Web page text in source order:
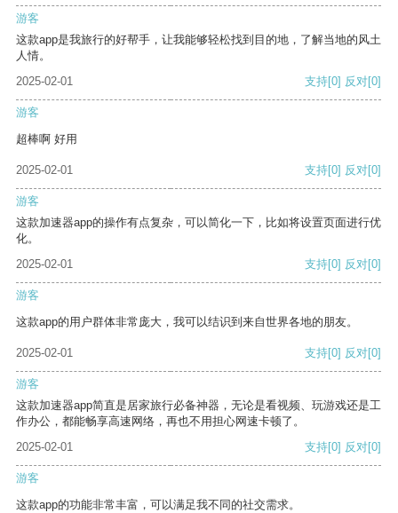
游客
这款app是我旅行的好帮手，让我能够轻松找到目的地，了解当地的风土
人情。
2025-02-01
支持[0] 反对[0]
游客
超棒啊 好用
2025-02-01 支持[0] 反对[0]
游客
这款加速器app的操作有点复杂，可以简化一下，比如将设置页面进行优
化。
2025-02-01
支持[0] 反对[0]
游客
这款app的用户群体非常庞大，我可以结识到来自世界各地的朋友。
2025-02-01 支持[0] 反对[0]
游客
这款加速器app简直是居家旅行必备神器，无论是看视频、玩游戏还是工
作办公，都能畅享高速网络，再也不用担心网速卡顿了。
2025-02-01
支持[0] 反对[0]
游客
这款app的功能非常丰富，可以满足我不同的社交需求。